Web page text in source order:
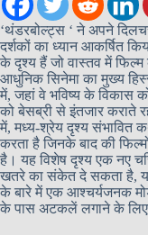
‘थंडरबोल्ट्स ‘ ने अपने
दर्शकों का ध्यान आकर्षित
के दृश्य हैं जो वास्तव में
आधुनिक सिनेमा का मुख्य
में, जहां वे भविष्य के विकास
को बेसब्री से इंतजार कराते
में, मध्य-श्रेय दृश्य संभावित
करता है जिनके बाद की
है। यह विशेष दृश्य एक नए
खतरे का संकेत दे सकता है,
के बारे में एक आश्चर्यजनक
के पास अटकलें लगाने के लिए